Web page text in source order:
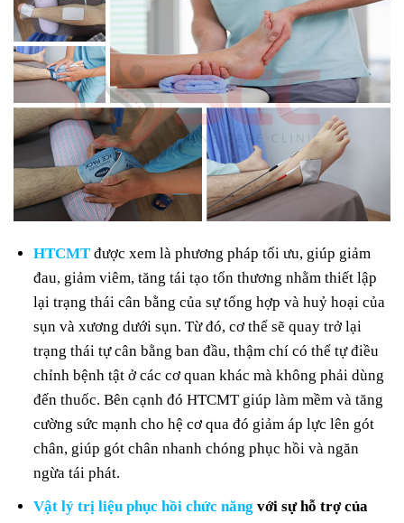
HTCMT được xem là phương pháp tối ưu, giúp giảm
đau, giảm viêm, tăng tái tạo tổn thương nhằm thiết lập
lại trạng thái cân bằng của sự tổng hợp và huỷ hoại của
sụn và xương dưới sụn. Từ đó, cơ thể sẽ quay trở lại
trạng thái tự cân bằng ban đầu, thậm chí có thể tự điều
chỉnh bệnh tật ở các cơ quan khác mà không phải dùng
đến thuốc. Bên cạnh đó HTCMT giúp làm mềm và tăng
cường sức mạnh cho hệ cơ qua đó giảm áp lực lên gót
chân, giúp gót chân nhanh chóng phục hồi và ngăn
ngừa tái phát.
Vật lý trị liệu phục hồi chức năng với sự hỗ trợ của